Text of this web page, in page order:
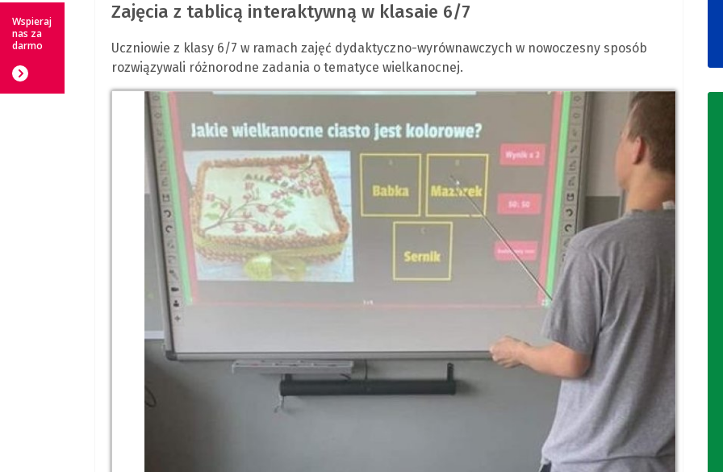
Zajęcia z tablicą interaktywną w klasaie 6/7
Uczniowie z klasy 6/7 w ramach zajęć dydaktyczno-wyrównawczych w nowoczesny sposób
rozwiązywali różnorodne zadania o tematyce wielkanocnej.
Wspieraj
nas za
darmo